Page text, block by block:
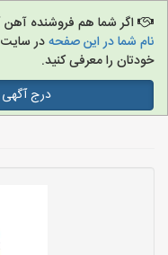
آهن
اگر شما هم فروشنده
نام شما در این صفحهدر
خودتان را معرفی کنید.
درج